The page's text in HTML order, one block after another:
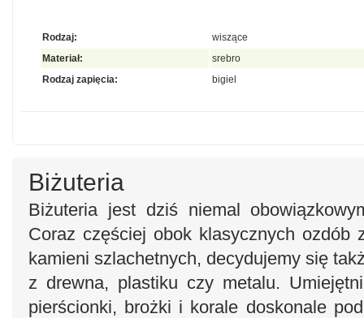
Rodzaj:
wiszące
Materiał:
srebro
Rodzaj zapięcia:
bigiel
Biżuteria
Biżuteria jest dziś niemal
Coraz częściej obok klasycznych ozdób
kamieni szlachetnych, decydujemy się
z drewna, plastiku czy metalu.
pierścionki, brożki i korale doskonale